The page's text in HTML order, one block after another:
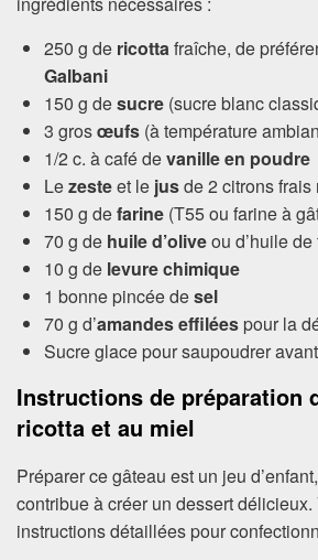
250 g de ricottafraîche, de
Galbani
150 g desucre (sucre blanc
3 grosœufs (à température
1/2 c. à café devanille en poudre
Lezesteet le jusde 2 citrons frais
150 g defarine (T55 ou farine à
70 g de huile d’oliveou d’huile
10 g de levure chimique
1 bonne pincée desel
70 g d’amandes effilées pour la
Sucre glace pour saupoudrer
Instructions de préparation
ricotta et au miel
Préparer ce gâteau est un jeu
contribue à créer un dessert
instructions détaillées pour